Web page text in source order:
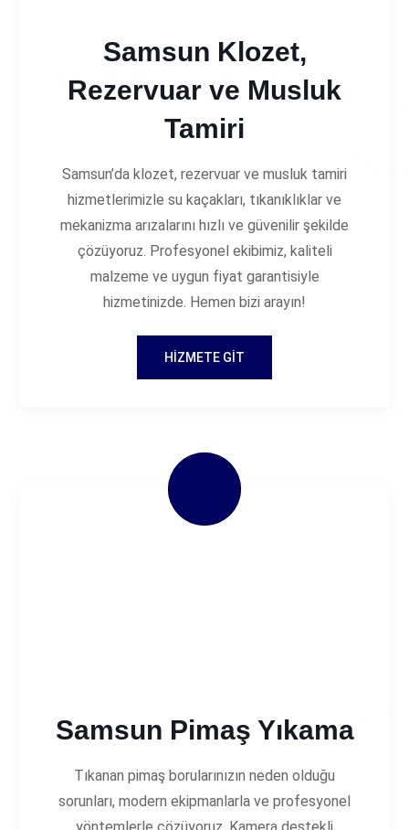
Samsun Klozet,
Rezervuar ve Musluk
Tamiri
Samsun’da klozet, rezervuar ve musluk tamiri
hizmetlerimizle su kaçakları, tıkanıklıklar ve
mekanizma arızalarını hızlı ve güvenilir şekilde
çözüyoruz. Profesyonel ekibimiz, kaliteli
malzeme ve uygun fiyat garantisiyle
hizmetinizde. Hemen bizi arayın!
HIZMETE GIT
Samsun Pimaş Yıkama
Tıkanan pimaş borularınızın neden olduğu
sorunları, modern ekipmanlarla ve profesyonel